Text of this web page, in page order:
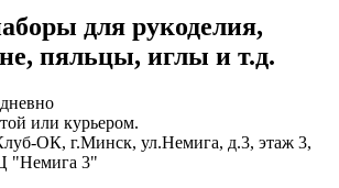
для рукоделия,
пяльцы, иглы и т.д.
или курьером.
ОК, г.Минск, ул.Немига, д.3, этаж 3,
"Немига 3"